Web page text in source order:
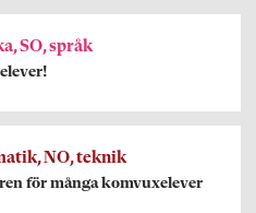
SO, språk
NO, teknik
för många komvuxelever